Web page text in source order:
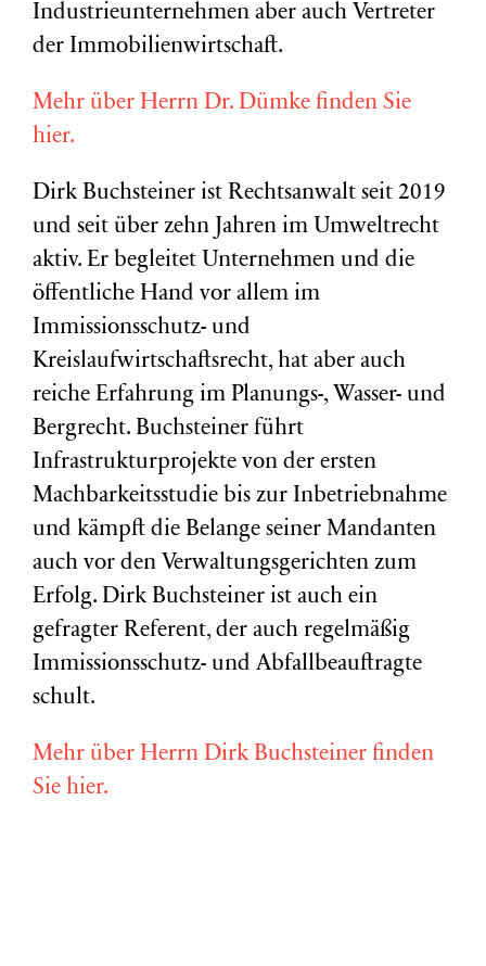
Industrieunternehmen aber auch Vertreter
der Immobilienwirtschaft.
Mehr über Herrn Dr. Dümke finden Sie
hier.
Dirk Buchsteiner ist Rechtsanwalt seit 2019
und seit über zehn Jahren im Umweltrecht
aktiv. Er begleitet Unternehmen und die
öffentliche Hand vor allem im
Immissionsschutz- und
Kreislaufwirtschaftsrecht, hat aber auch
reiche Erfahrung im Planungs-, Wasser- und
Bergrecht. Buchsteiner führt
Infrastrukturprojekte von der ersten
Machbarkeitsstudie bis zur Inbetriebnahme
und kämpft die Belange seiner Mandanten
auch vor den Verwaltungsgerichten zum
Erfolg. Dirk Buchsteiner ist auch ein
gefragter Referent, der auch regelmäßig
Immissionsschutz- und Abfallbeauftragte
schult.
Mehr über Herrn Dirk Buchsteiner finden
Sie hier.